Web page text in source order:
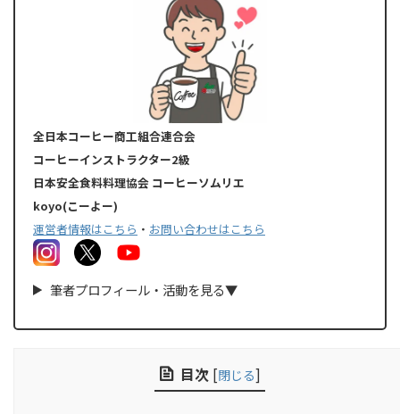
全日本コーヒー商工組合連合会
コーヒーインストラクター2級
日本安全食料料理協会 コーヒーソムリエ
koyo(こーよー)
運営者情報はこちら ・ お問い合わせはこちら
筆者プロフィール・ 活動を見る▼
目次 [閉じる]